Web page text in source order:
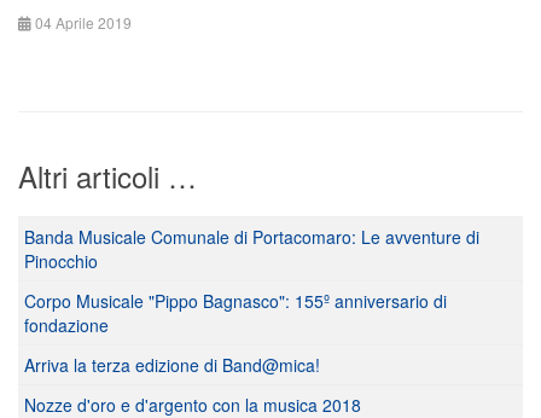
04 Aprile 2019
Altri articoli …
Banda Musicale Comunale di Portacomaro: Le avventure di
Pinocchio
Corpo Musicale "Pippo Bagnasco": 155º anniversario di
fondazione
Arriva la terza edizione di Band@mica!
Nozze d'oro e d'argento con la musica 2018